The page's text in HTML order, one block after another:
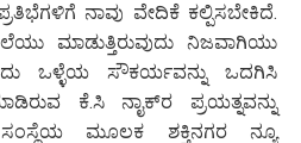
ನಾವು ವೇದಿಕೆ ಕಲ್ಪಿಸಬೇಕಿದೆ.
ಮಾಡುತ್ತಿರುವುದು ನಿಜವಾಗಿಯು
ಒಳ್ಳೆಯ ಸೌಕರ್ಯವನ್ನು ಒದಗಿಸಿ
ಕೆ.ಸಿ ನಾೖಕ್‌ರ ಪ್ರಯತ್ನವನ್ನು
ಮೂಲಕ ಶಕ್ತಿನಗರ ನ್ಯೂ